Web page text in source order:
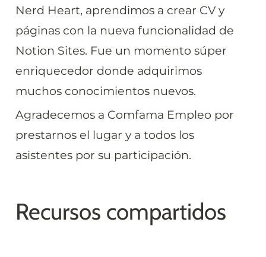
Nerd Heart, aprendimos a crear CV y
páginas con la nueva funcionalidad de
Notion Sites. Fue un momento súper
enriquecedor donde adquirimos
muchos conocimientos nuevos.
Agradecemos a Comfama Empleo por
prestarnos el lugar y a todos los
asistentes por su participación.
Recursos compartidos